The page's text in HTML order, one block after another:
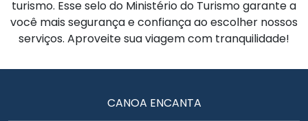
turismo. Esse selo do Ministério do Turismo garante a
você mais segurança e confiança ao escolher nossos
serviços. Aproveite sua viagem com tranquilidade!
CANOA ENCANTA